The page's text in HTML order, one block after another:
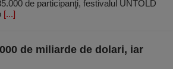
de participanţi, festivalul UNTOLD
[...]
de miliarde de dolari, iar